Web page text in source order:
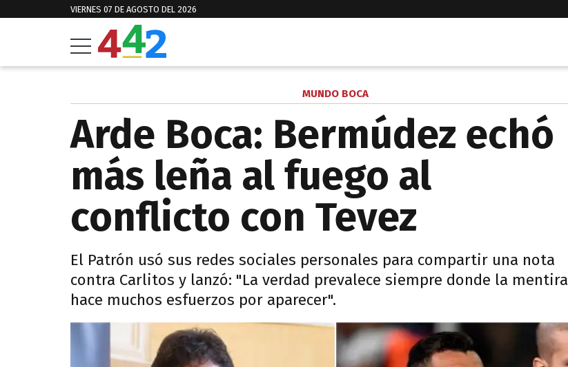
VIERNES 07 DE AGOSTO DEL 2026
MUNDO BOCA
Arde Boca: Bermúdez echó
más leña al fuego al
conflicto con Tevez
El Patrón usó sus redes sociales personales para compartir una nota
contra Carlitos y lanzó: "La verdad prevalece siempre donde la mentira
hace muchos esfuerzos por aparecer".